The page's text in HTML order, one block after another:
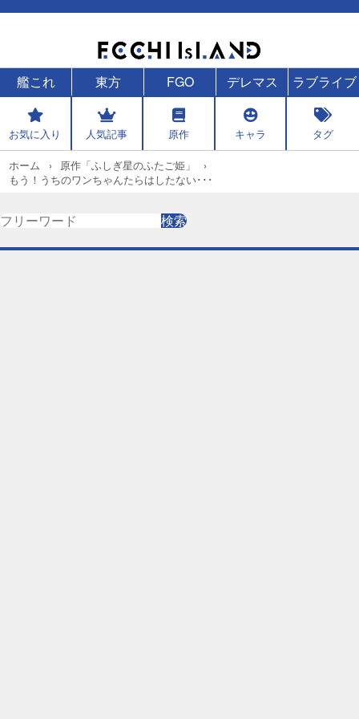
艦これ 東方 FGO デレマス ラブライブ
お気に入り 人気記事 原作 キャラ タグ
ホーム
原作「ふしぎ星のふたご姫」
もう！うちのワンちゃんたらはしたない･･･
検
索
検索